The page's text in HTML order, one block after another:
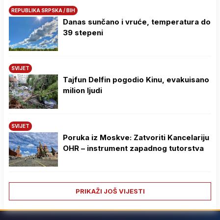
REPUBLIKA SRPSKA / BIH
Danas sunčano i vruće, temperatura do
39 stepeni
SVIJET
Tajfun Delfin pogodio Kinu, evakuisano
milion ljudi
SVIJET
Poruka iz Moskve: Zatvoriti Kancelariju
OHR – instrument zapadnog tutorstva
PRIKAŽI JOŠ VIJESTI